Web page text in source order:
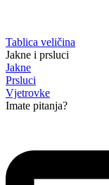
Tablica veličina
Jakne i prsluci
Jakne
Prsluci
Vjetrovke
Imate pitanja?